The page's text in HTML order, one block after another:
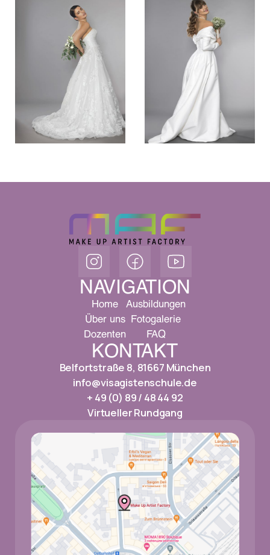
NAVIGATION
Home
Über uns
Dozenten
Ausbildungen
Fotogalerie
FAQ
KONTAKT
Belfortstraße 8, 81667 München
info@visagistenschule.de
+ 49 (0) 89 / 48 44 92
Virtueller Rundgang